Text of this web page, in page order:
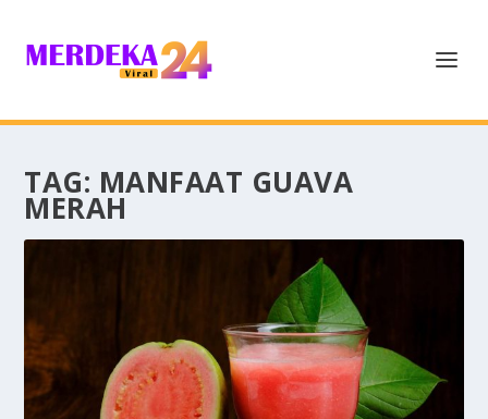
TAG: MANFAAT GUAVA
MERAH